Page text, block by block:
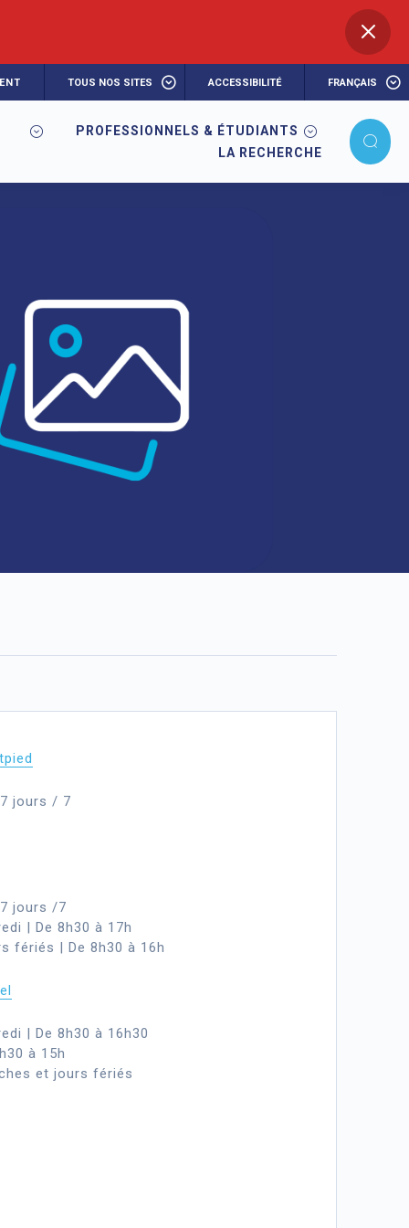
TOUS NOS SITES ACCESSIBILITÉ FRANÇAIS
PROFESSIONNELS & ÉTUDIANTS
LA RECHERCHE
jours / 7
jours /7
| De 8h30 à 17h
fériés | De 8h30 à 16h
| De 8h30 à 16h30
à 15h
et jours fériés